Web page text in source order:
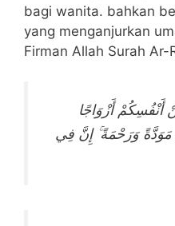
bagi wanita. bahkan
yang menganjurkan
Firman Allah Surah Ar-
أَنْفُسِكُمْ أَزْوَاجًا
مَوَدَّةً وَرَحْمَةً ۚ إِنَّ فِي